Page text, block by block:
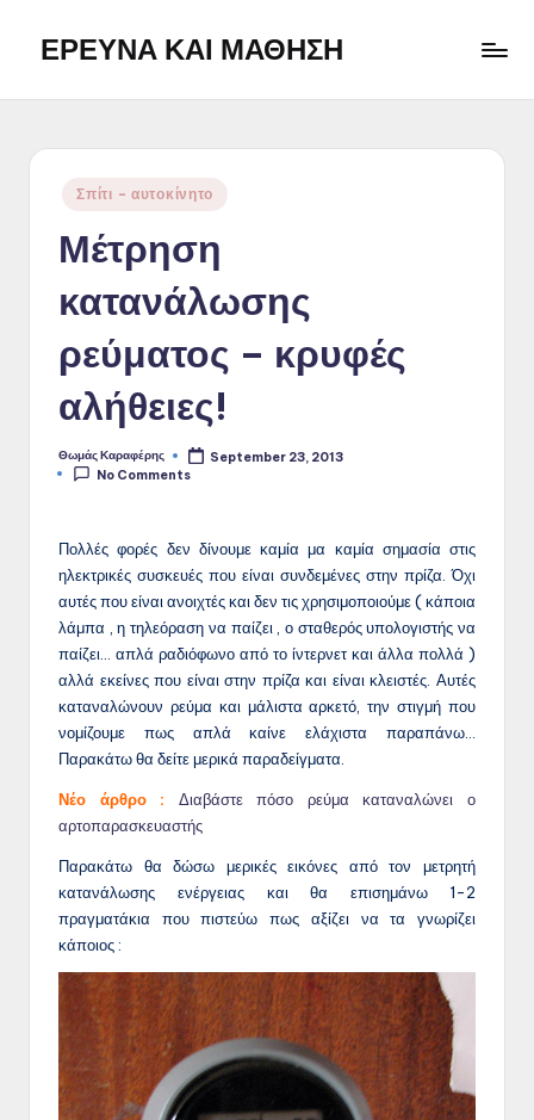
content
ΕΡΕΥΝΑ ΚΑΙ ΜΑΘΗΣΗ
προσωπικό
ελπίδα
μπορεί
φανεί
και
Posted
Σπίτι - αυτοκίνητο
Μέτρηση
κατανάλωσης
ρεύματος – κρυφές
αλήθειες!
Posted
by
Θωμάς Καραφέρης
September 23, 2013
No Comments
Πολλές φορές δεν δίνουμε καμία μα καμία σημασία στις
ηλεκτρικές συσκευές που είναι συνδεμένες στην πρίζα. Όχι
αυτές που είναι ανοιχτές και δεν τις χρησιμοποιούμε ( κάποια
λάμπα , η τηλεόραση να παίζει , ο σταθερός υπολογιστής να
παίζει… απλά ραδιόφωνο από το ίντερνετ και άλλα πολλά )
αλλά εκείνες που είναι στην πρίζα και είναι κλειστές. Αυτές
καταναλώνουν ρεύμα και μάλιστα αρκετό, την στιγμή που
νομίζουμε πως απλά καίνε ελάχιστα παραπάνω…
Παρακάτω θα δείτε μερικά παραδείγματα.
Νέο άρθρο :
Διαβάστε πόσο ρεύμα καταναλώνει ο
αρτοπαρασκευαστής
Παρακάτω θα δώσω μερικές εικόνες από τον μετρητή
κατανάλωσης ενέργειας και θα επισημάνω 1-2
πραγματάκια που πιστεύω πως αξίζει να τα γνωρίζει
κάποιος :